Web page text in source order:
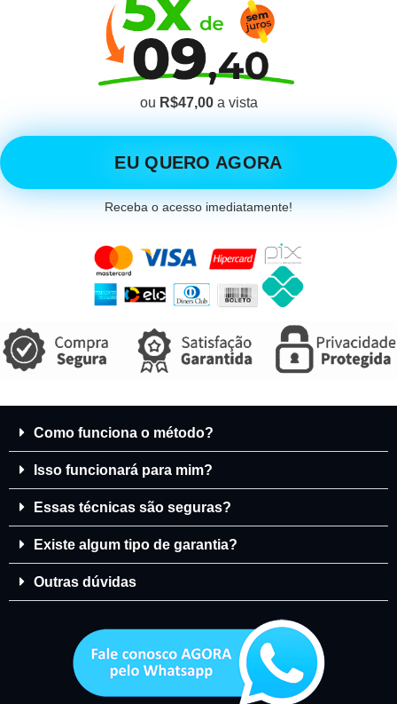
ou R$47,00a vista
EU QUERO AGORA
Receba o acesso imediatamente!
Como funciona o método?
Isso funcionará para mim?
Essas técnicas são seguras?
Existe algum tipo de garantia?
Outras dúvidas